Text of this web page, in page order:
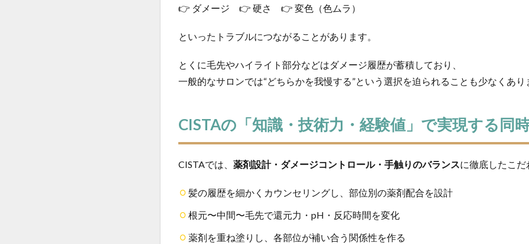
👉 ダメージ 👉 硬さ 👉 変色（色ムラ）
といったトラブルにつながることがあります。
とくに毛先やハイライト部分などはダメージ履歴が蓄積しており、
一般的なサロンでは“どちらかを我慢する”という選択を迫られることも少なくあり
CISTAの「知識・技術力・経験値」で実現する同
CISTAでは、 薬剤設計・ダメージコントロール・手触りのバランスに徹底したこだ
髪の履歴を細かくカウンセリングし、部位別の薬剤配合を設計
根元〜中間〜毛先で還元力・pH・反応時間を変化
薬剤を重ね塗りし、各部位が補い合う関係性を作る